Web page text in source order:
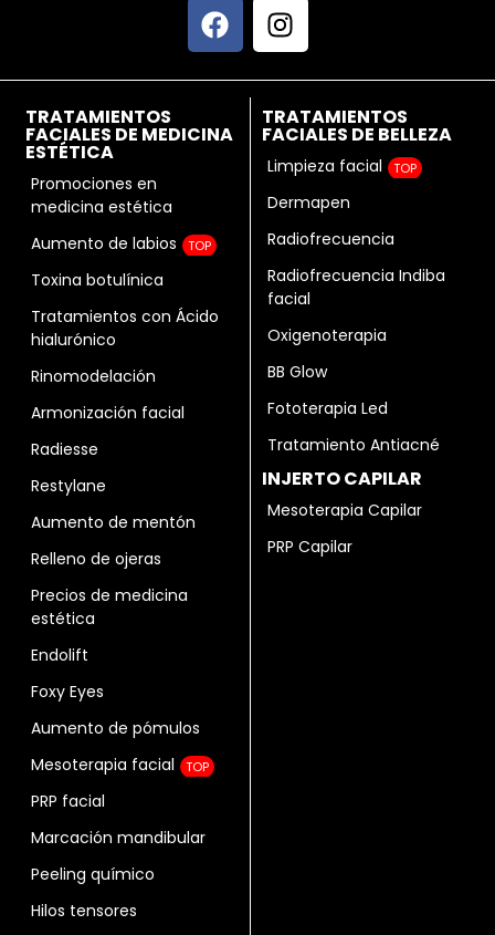
TRATAMIENTOS
FACIALES DE MEDICINA
ESTÉTICA
Promociones en
medicina estética
Aumento de labios
TOP
Toxina botulínica
Tratamientos con Ácido
hialurónico
Rinomodelación
Armonización facial
Radiesse
Restylane
Aumento de mentón
Relleno de ojeras
Precios de medicina
estética
Endolift
Foxy Eyes
Aumento de pómulos
Mesoterapia facial
TOP
PRP facial
Marcación mandibular
Peeling químico
Hilos tensores
TRATAMIENTOS
FACIALES DE BELLEZA
Limpieza facial TOP
Dermapen
Radiofrecuencia
Radiofrecuencia Indiba
facial
Oxigenoterapia
BB Glow
Fototerapia Led
Tratamiento Antiacné
INJERTO CAPILAR
Mesoterapia Capilar
PRP Capilar